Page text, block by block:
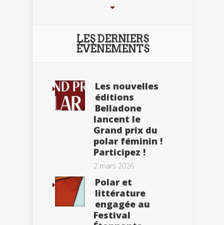
LES DERNIERS
ÉVÈNEMENTS
Les nouvelles
éditions
Belladone
lancent le
Grand prix du
polar féminin !
Participez !
2 mars 2026
Polar et
littérature
engagée au
Festival